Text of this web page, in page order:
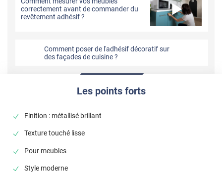
correctement avant de commander du
revêtement adhésif ?
Comment poser de l'adhésif décoratif sur
des façades de cuisine ?
Les points forts
Finition : métallisé brillant
Texture touché lisse
Pour meubles
Style moderne